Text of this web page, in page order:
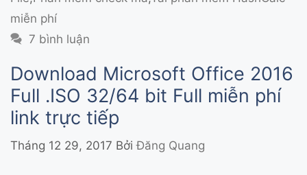
miễn phí
7 bình luận
Download Microsoft Office 2016
Full .ISO 32/64 bit Full miễn phí
link trực tiếp
Tháng 12 29, 2017 BởiĐăng Quang